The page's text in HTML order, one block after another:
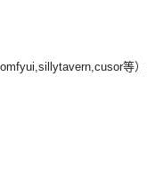
等